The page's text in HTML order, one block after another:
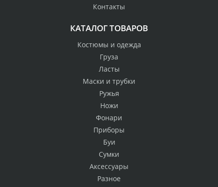
Контакты
КАТАЛОГ ТОВАРОВ
Костюмы и одежда
Груза
Ласты
Маски и трубки
Ружья
Ножи
Фонари
Приборы
Буи
Сумки
Аксессуары
Разное